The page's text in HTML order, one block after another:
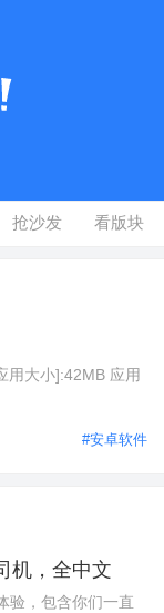
抢沙发 看版块
用大小]:42MB 应用
#安卓软件
机，全中文
验，包含你们一直